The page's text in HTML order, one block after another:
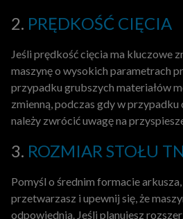
2. PRĘDKOŚĆ CIĘCIA
Jeśli prędkość cięcia ma kluczowe
maszynę o wysokich parametrach
przypadku grubszych materiałów
zmienną, podczas gdy w
należy zwrócić uwagę na
3. ROZMIAR STOŁU
Pomyśl o średnim formacie
przetwarzasz i upewnij się, że
odpowiednia. Jeśli planujesz